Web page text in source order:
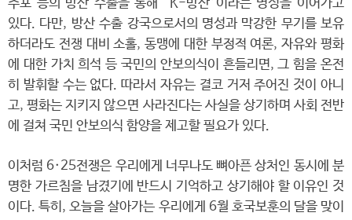
주포 등의 방산 수출을 통해 “K-방산”이라는 명성을 이어가고
있다. 다만, 방산 수출 강국으로서의 명성과 막강한 무기를 보유
하더라도 전쟁 대비 소홀, 동맹에 대한 부정적 여론, 자유와 평화
에 대한 가치 희석 등 국민의 안보의식이 흔들리면, 그 힘을 온전
히 발휘할 수는 없다. 따라서 자유는 결코 거저 주어진 것이 아니
고, 평화는 지키지 않으면 사라진다는 사실을 상기하며 사회 전반
에 걸쳐 국민 안보의식 함양을 제고할 필요가 있다.
이처럼 6·25전쟁은 우리에게 너무나도 뼈아픈 상처인 동시에 분
명한 가르침을 남겼기에 반드시 기억하고 상기해야 할 이유인 것
이다. 특히, 오늘을 살아가는 우리에게 6월 호국보훈의 달을 맞이